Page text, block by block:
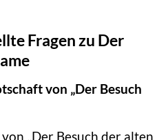
Fragen zu Der
von „Der Besuch
„Der Besuch der alten